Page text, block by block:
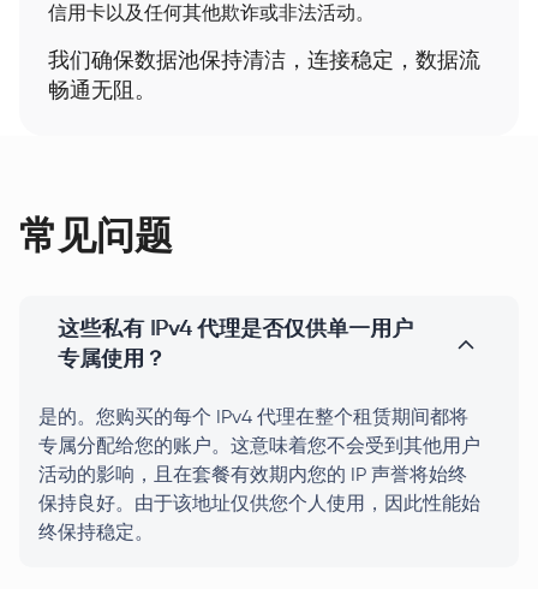
信用卡以及任何其他欺诈或非法活动。
我们确保数据池保持清洁，连接稳定，数据流
畅通无阻。
常见问题
这些私有 IPv4 代理是否仅供单一用户
专属使用？
是的。您购买的每个 IPv4 代理在整个租赁期间都将
专属分配给您的账户。这意味着您不会受到其他用户
活动的影响，且在套餐有效期内您的 IP 声誉将始终
保持良好。由于该地址仅供您个人使用，因此性能始
终保持稳定。